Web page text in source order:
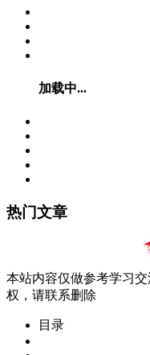
加载中...
热门文章
本站内容仅做参考学习
权，请联系删除
目录